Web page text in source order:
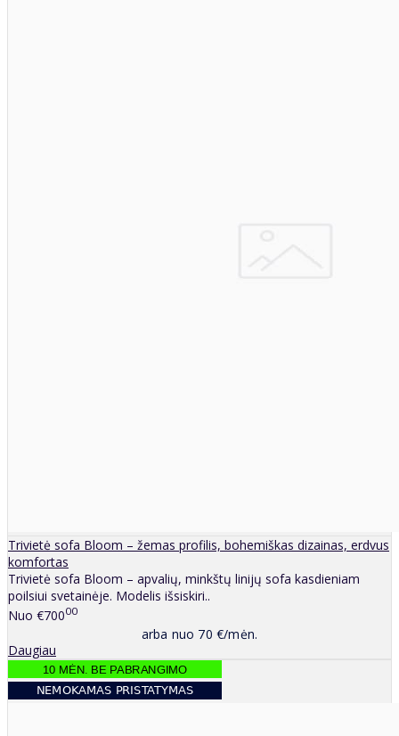
Trivietė sofa Bloom – žemas profilis, bohemiškas dizainas, erdvus
komfortas
Trivietė sofa Bloom – apvalių, minkštų linijų sofa kasdieniam
poilsiui svetainėje. Modelis išsiskiri..
Nuo €70000
arba nuo 70 €/mėn.
Daugiau